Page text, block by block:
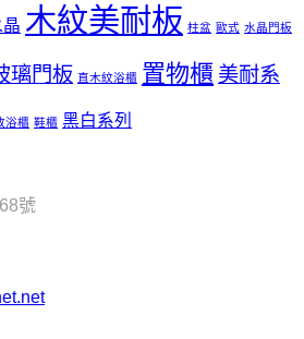
木紋美耐板 柱盆 歐式 水晶門板
璃門板 直木紋浴櫃 置物櫃 美耐系
浴櫃 鞋櫃 黑白系列
號